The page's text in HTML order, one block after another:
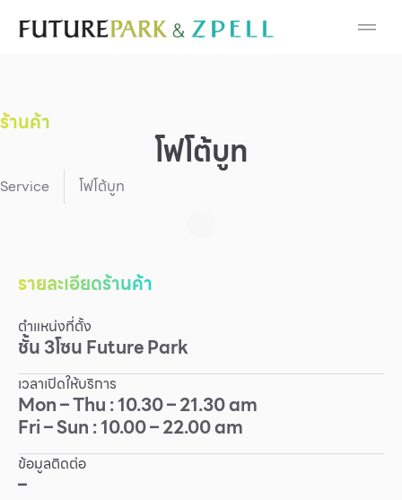
Cosmetic
Fashion
Food
Gold & Jewelry
IT
Mobile
Other
ร้านค้า
โฟโต้บูท
Service โฟโต้บูท
รายละเอียดร้านค้า
ตำแหน่งที่ตั้ง
ชั้น3โซนFuture Park
เวลาเปิดให้บริการ
Mon – Thu : 10.30 – 21.30 am
Fri – Sun : 10.00 – 22.00 am
ข้อมูลติดต่อ
–